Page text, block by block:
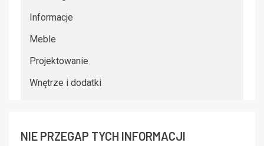
Informacje
Meble
Projektowanie
Wnętrze i dodatki
NIE PRZEGAP TYCH INFORMACJI